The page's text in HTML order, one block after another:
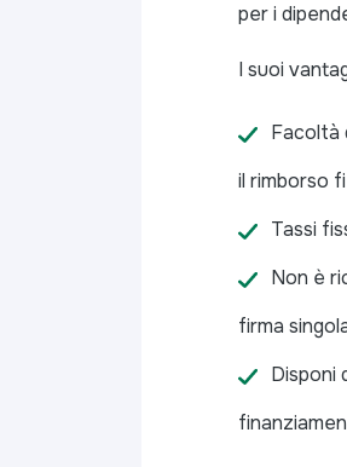
per i
I suoi
Facoltà
il rimborso
Tassi
Non è
firma
Disponi